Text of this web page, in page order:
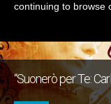
ULTIME NOTIZIE
“Suonerò per Te:
continuing to browse